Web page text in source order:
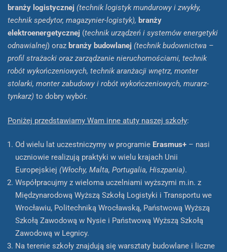
branży logistycznej (technik logistyk mundurowy i zwykły,
technik spedytor, magazynier-logistyk), branży
elektroenergetycznej (technik urządzeń i systemów energetyki
odnawialnej) oraz branży budowlanej (technik budownictwa –
profil strażacki oraz zarządzanie nieruchomościami, technik
robót wykończeniowych, technik aranżacji wnętrz, monter
stolarki, monter zabudowy i robót wykończeniowych, murarz-
tynkarz) to dobry wybór.
Poniżej przedstawiamy Wam inne atuty naszej szkoły:
Od wielu lat uczestniczymy w programie Erasmus+ – nasi
uczniowie realizują praktyki w wielu krajach Unii
Europejskiej (Włochy, Malta, Portugalia, Hiszpania).
Współpracujmy z wieloma uczelniami wyższymi m.in. z
Międzynarodową Wyższą Szkołą Logistyki i Transportu we
Wrocławiu, Politechniką Wrocławską, Państwową Wyższą
Szkołą Zawodową w Nysie i Państwową Wyższą Szkołą
Zawodową w Legnicy.
Na terenie szkoły znajdują się warsztaty budowlane i liczne